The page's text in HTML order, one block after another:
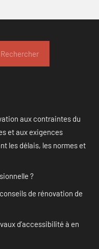
Rechercher
aux contraintes du
et aux exigences
les délais, les normes et
?
de rénovation de
d’accessibilité à en